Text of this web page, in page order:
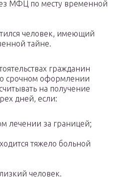
МФЦ по месту временной
человек, имеющий
тайне.
гражданин
о срочном оформлении
на получение
дней, если:
лечении за границей;
тяжело больной
человек.